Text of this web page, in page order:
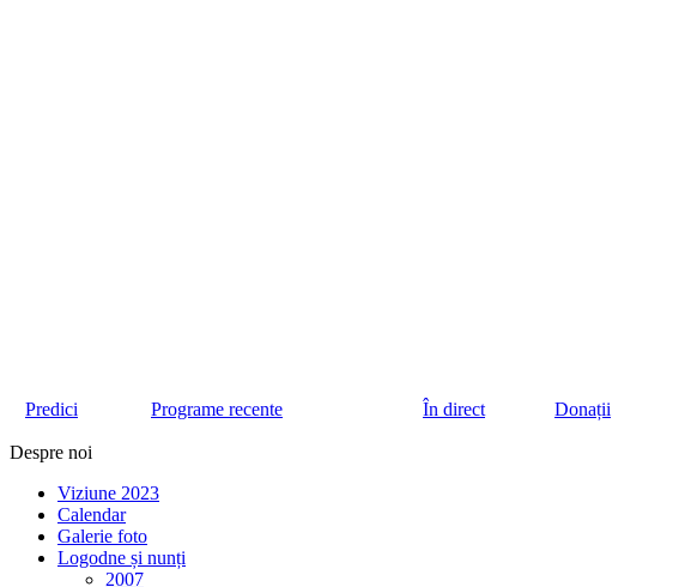
Predici Programe recente În direct Donații
Despre noi
Viziune 2023
Calendar
Galerie foto
Logodne și nunți
2007